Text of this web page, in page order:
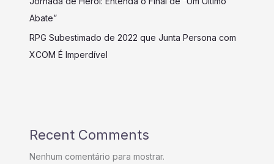
Abate”
RPG Subestimado de 2022 que Junta Persona com
XCOM É Imperdível
Recent Comments
Nenhum comentário para mostrar.